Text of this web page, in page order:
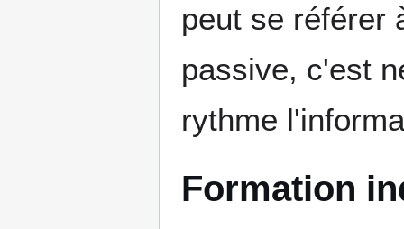
peut se référer
passive, c'est
rythme
Formation